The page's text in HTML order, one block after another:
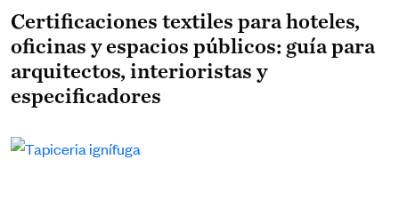
Certificaciones textiles para hoteles,
oficinas y espacios públicos: guía para
arquitectos, interioristas y
especificadores